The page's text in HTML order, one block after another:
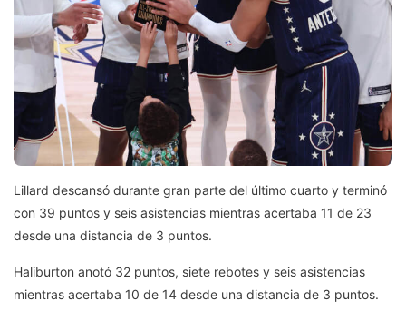
Lillard descansó durante gran parte del último cuarto y terminó
con 39 puntos y seis asistencias mientras acertaba 11 de 23
desde una distancia de 3 puntos.
Haliburton anotó 32 puntos, siete rebotes y seis asistencias
mientras acertaba 10 de 14 desde una distancia de 3 puntos.